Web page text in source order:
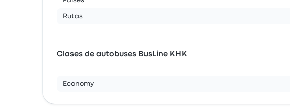
Rutas
Clases de autobuses BusLine KHK
Economy